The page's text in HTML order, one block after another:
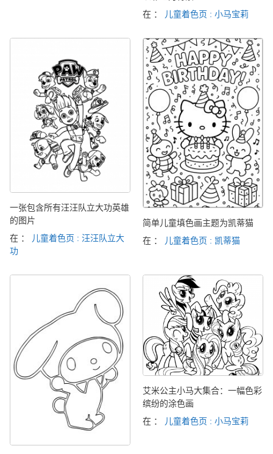
在 ：
儿童着色页 : 小马宝莉
一张包含所有汪汪队立大功英雄
的图片
在 ：
儿童着色页 : 汪汪队立大
功
简单儿童填色画主题为凯蒂猫
在 ：
儿童着色页 : 凯蒂猫
艾米公主小马大集合：一幅色彩
缤纷的涂色画
在 ：
儿童着色页 : 小马宝莉